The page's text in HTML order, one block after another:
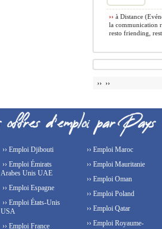
›› à Distance
la communication
resto friending,
›› ››
›› Emploi Djibouti
›› Emploi Émirats
Arabes Unis UAE
›› Emploi Espagne
›› Emploi États-Unis
USA
›› Emploi France
›› Emploi Maroc
›› Emploi Mauritanie
›› Emploi Oman
›› Emploi Poland
›› Emploi Qatar
›› Emploi Royaume-